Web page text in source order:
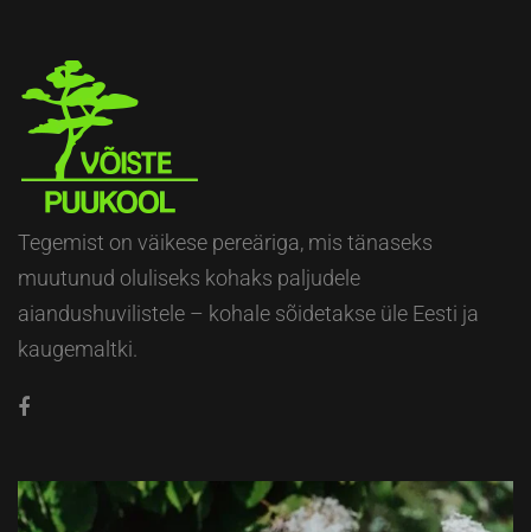
Tegemist on väikese pereäriga, mis tänaseks
muutunud oluliseks kohaks paljudele
aiandushuvilistele – kohale sõidetakse üle Eesti ja
kaugemaltki.